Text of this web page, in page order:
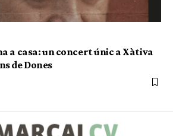
a casa: un concert únic a Xàtiva
de Dones